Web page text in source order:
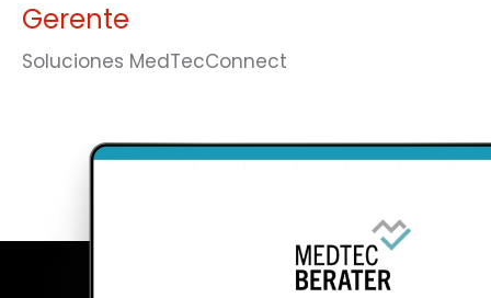
Gerente
Soluciones MedTecConnect